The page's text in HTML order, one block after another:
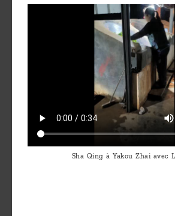
Sha Qing à Yakou Zhai avec